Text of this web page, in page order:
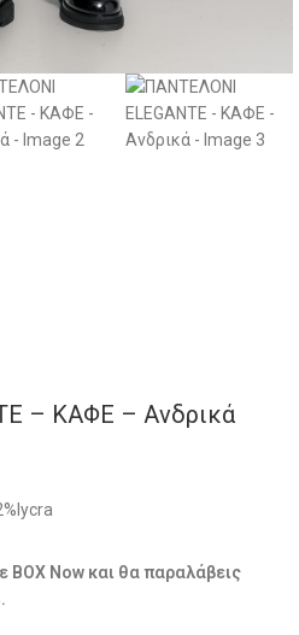
– ΚΑΦΕ – Ανδρικά
BOX Now και θα παραλάβεις